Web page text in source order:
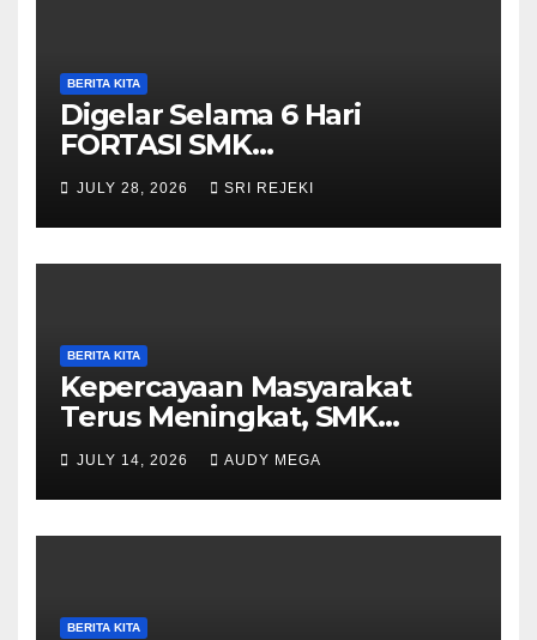
BERITA KITA
Digelar Selama 6 Hari
FORTASI SMK
Muhammadiyah 5
Purwantoro Berjalan Lancar,
Meriah, dan Penuh
Semangat
JULY 28, 2026 SRI REJEKI
BERITA KITA
Kepercayaan Masyarakat
Terus Meningkat, SMK
Muhammadiyah 5
Purwantoro Sambut 376
Peserta Didik Baru
JULY 14, 2026 AUDY MEGA
BERITA KITA